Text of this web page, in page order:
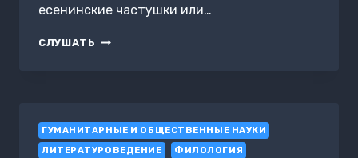
есенинские частушки или…
СЛУШАТЬ СУДЬБОНОСНЫЕ
ГУМАНИТАРНЫЕ И ОБЩЕСТВЕННЫЕ НАУКИ
ЛИТЕРАТУРОВЕДЕНИЕ
ФИЛОЛОГИЯ